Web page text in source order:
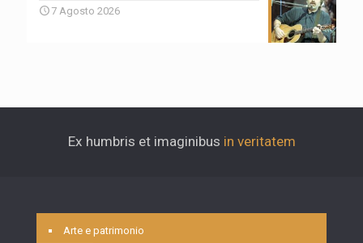
7 Agosto 2026
Ex humbris et imaginibus in veritatem
Arte e patrimonio